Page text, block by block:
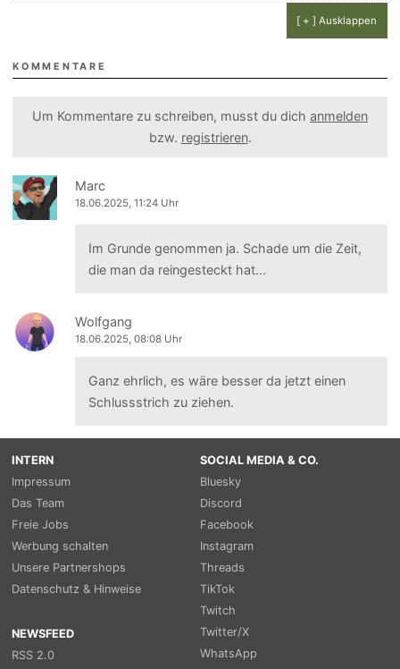
[ + ] Ausklappen
KOMMENTARE
Um Kommentare zu schreiben, musst du dich anmelden
bzw. registrieren.
Marc
18.06.2025, 11:24 Uhr
Im Grunde genommen ja. Schade um die Zeit,
die man da reingesteckt hat...
Wolfgang
18.06.2025, 08:08 Uhr
Ganz ehrlich, es wäre besser da jetzt einen
Schlussstrich zu ziehen.
INTERN
Impressum
Das Team
Freie Jobs
Werbung schalten
Unsere Partnershops
Datenschutz & Hinweise
NEWSFEED
RSS 2.0
SOCIAL MEDIA & CO.
Bluesky
Discord
Facebook
Instagram
Threads
TikTok
Twitch
Twitter/X
WhatsApp